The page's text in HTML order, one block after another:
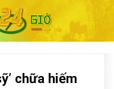
chữa hiếm